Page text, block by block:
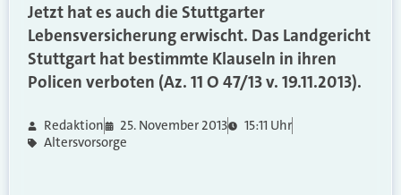
Jetzt hat es auch die Stuttgarter
Lebensversicherung erwischt. Das Landgericht
Stuttgart hat bestimmte Klauseln in ihren
Policen verboten (Az. 11 O 47/13 v. 19.11.2013).
Redaktion 25. November 2013
15:11 Uhr
Altersvorsorge